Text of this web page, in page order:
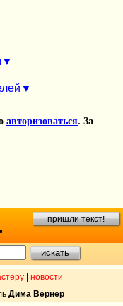
авторизоваться. За
пришли текст!
новости
Дима Вернер